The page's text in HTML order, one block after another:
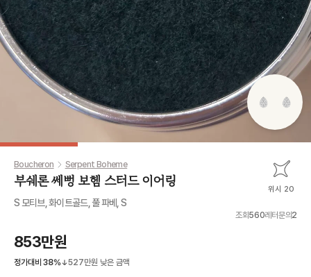
Boucheron Serpent Boheme
부쉐론 쎄뻥 보헴 스터드 이어링 위시 20
S 모티브, 화이트골드, 풀 파베, S
조회560레터문의2
853만원
정가대비 38% 527만원 낮은 금액